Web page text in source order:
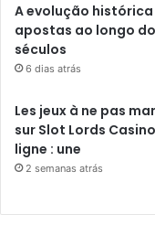
A evolução
apostas ao longo
séculos
6 dias atrás
Les jeux à ne pas
sur Slot Lords
ligne : une
2 semanas atrás